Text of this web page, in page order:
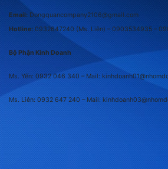
Email: Dongquancompany2106@gmail.com
Hotline: 0932647240 (Ms. Liên) – 0903534935 –
Bộ Phận Kinh Doanh
Ms. Yến: 0932 046 340 – Mail:
Ms. Liên: 0932 647 240 – Mail: